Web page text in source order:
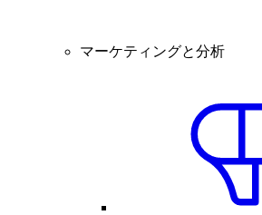
マーケティングと分析